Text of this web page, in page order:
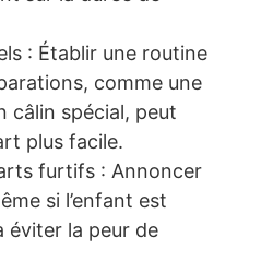
: Établir une routine
comme une
câlin spécial, peut
plus facile.
furtifs : Annoncer
si l’enfant est
éviter la peur de